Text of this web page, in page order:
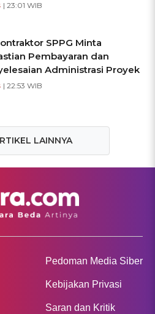
| 23:01 WIB
SPPG Minta
Pembayaran dan
Administrasi Proyek
| 22:53 WIB
LAINNYA
Pedoman Media Siber
Kebijakan Privasi
Saran dan Kritik